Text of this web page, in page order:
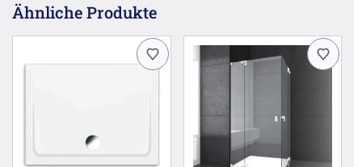
Ähnliche Produkte